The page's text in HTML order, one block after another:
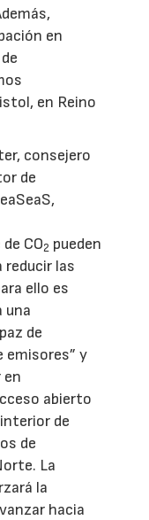
en
en Reino
consejero
de
CO2 pueden
reducir las
ello es
una
de
y
en
abierto
de
de
La
la
hacia